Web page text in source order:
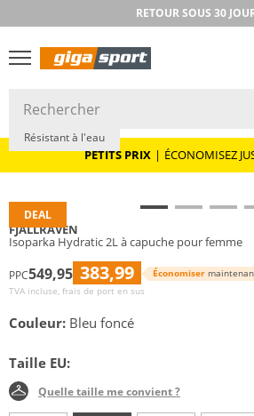
RETOUR SOUS 30
PETITS PRIX
PETITS PRIX | ÉCONOMISEZ
DEAL
Primaloft®
Résistant à l'eau
FJÄLLRÄVEN
Isoparka Hydratic 2L à capuche pour femme
PPC549,95 383,99 Économiser
TVA incluse, frais de port en sus
Couleur: Bleu foncé
Taille EU:
Quelle taille me convient ?